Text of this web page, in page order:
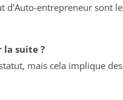
d’Auto-entrepreneur sont
la suite ?
mais cela implique